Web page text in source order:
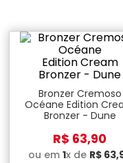
Bronzer Cremoso
Océane Edition
Bronzer - Dune
R$ 63,90
ou em 1x de R$ 63,